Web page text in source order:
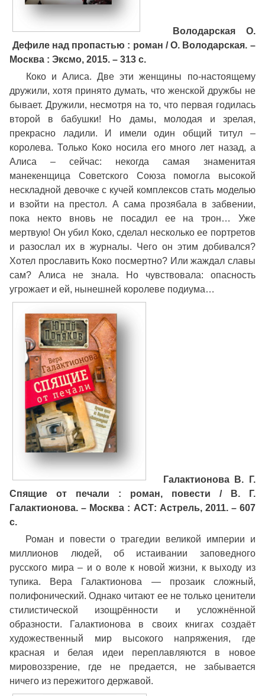
Володарская О.
Дефиле над пропастью : роман / О. Володарская. –
Москва : Эксмо, 2015. – 313 с.
Коко и Алиса. Две эти женщины по-настоящему
дружили, хотя принято думать, что женской дружбы не
бывает. Дружили, несмотря на то, что первая годилась
второй в бабушки! Но дамы, молодая и зрелая,
прекрасно ладили. И имели один общий титул –
королева. Только Коко носила его много лет назад, а
Алиса – сейчас: некогда самая знаменитая
манекенщица Советского Союза помогла высокой
нескладной девочке с кучей комплексов стать моделью
и взойти на престол. А сама прозябала в забвении,
пока некто вновь не посадил ее на трон… Уже
мертвую! Он убил Коко, сделал несколько ее портретов
и разослал их в журналы. Чего он этим добивался?
Хотел прославить Коко посмертно? Или жаждал славы
сам? Алиса не знала. Но чувствовала: опасность
угрожает и ей, нынешней королеве подиума…
Галактионова В. Г.
Спящие от печали : роман, повести / В. Г.
Галактионова. – Москва : АСТ: Астрель, 2011. – 607
с.
Роман и повести о трагедии великой империи и
миллионов людей, об истаивании заповедного
русского мира – и о воле к новой жизни, к выходу из
тупика. Вера Галактионова — прозаик сложный,
полифонический. Однако читают ее не только ценители
стилистической изощрённости и усложнённой
образности. Галактионова в своих книгах создаёт
художественный мир высокого напряжения, где
красная и белая идеи переплавляются в новое
мировоззрение, где не предается, не забывается
ничего из пережитого державой.